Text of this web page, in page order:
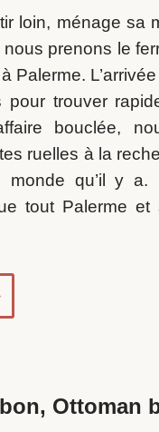
loin, ménage sa
prenons le
Palerme.
pour trouver
bouclée,
ruelles à la
monde qu’il y
tout Palerme et
Ottoman